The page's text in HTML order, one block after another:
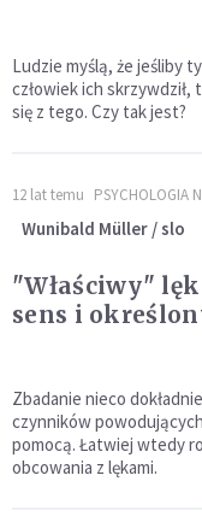
Ludzie myślą, że jeśliby
człowiek ich
się z tego. Czy tak jest?
12 lat temu PSYCHOLOGIA
Wunibald Müller / slo
"Właściwy"
sens i
Zbadanie nieco
czynników
pomocą. Łatwiej wtedy
obcowania z lękami.